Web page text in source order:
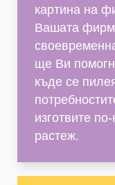
картина на
Вашата
ще Ви
къде се
изготвите
растеж.